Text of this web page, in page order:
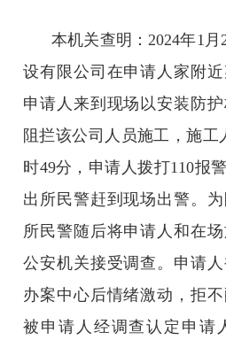
本机关查明：2024年1
设有限公司在申请人家附近
申请人来到现场以安装防
阻拦该公司人员施工，施工
时49分，申请人拨打110报
出所民警赶到现场出警。
所民警随后将申请人和在
公安机关接受调查。申请
办案中心后情绪激动，拒不
被申请人经调查认定申请